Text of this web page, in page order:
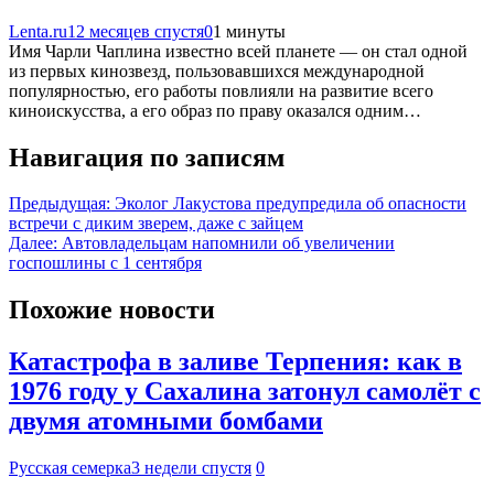
Lenta.ru12 месяцев спустя01 минуты
Имя Чарли Чаплина известно всей планете — он стал одной
из первых кинозвезд, пользовавшихся международной
популярностью, его работы повлияли на развитие всего
киноискусства, а его образ по праву оказался одним…
Навигация по записям
Предыдущая: Эколог Лакустова предупредила об опасности
встречи с диким зверем, даже с зайцем
Далее: Автовладельцам напомнили об увеличении
госпошлины с 1 сентября
Похожие новости
Катастрофа в заливе Терпения: как в
1976 году у Сахалина затонул самолёт с
двумя атомными бомбами
Русская семерка3 недели спустя 0